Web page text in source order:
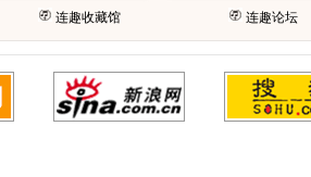
连趣收藏馆 连趣论坛